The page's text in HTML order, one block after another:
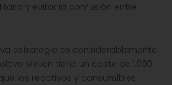
y evitar la confusión entre
estrategia es considerablemente
MinIon tiene un coste de 1.000
los reactivos y consumibles